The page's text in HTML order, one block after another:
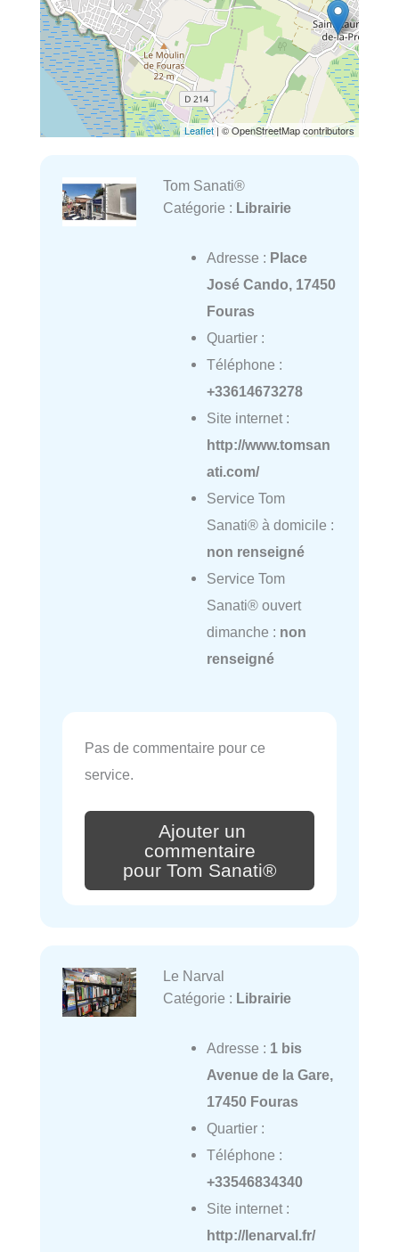
Leaflet | © OpenStreetMap contributors
Tom Sanati®
Catégorie : Librairie
Adresse : Place
José Cando, 17450
Fouras
Quartier :
Téléphone :
+33614673278
Site internet :
http://www.tomsan
ati.com/
Service Tom
Sanati® à domicile :
non renseigné
Service Tom
Sanati® ouvert
dimanche : non
renseigné
Pas de commentaire pour ce
service.
Ajouter un
commentaire
pour Tom Sanati®
Le Narval
Catégorie : Librairie
Adresse : 1 bis
Avenue de la Gare,
17450 Fouras
Quartier :
Téléphone :
+33546834340
Site internet :
http://lenarval.fr/